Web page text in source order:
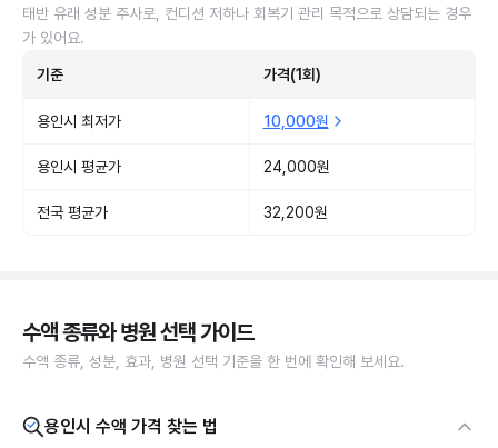
태반 유래 성분 주사로, 컨디션 저하나 회복기 관리 목적으로 상담되는 경우
가 있어요.
기준 가격(1회)
용인시 최저가 10,000원
용인시 평균가 24,000원
전국 평균가 32,200원
수액 종류와 병원 선택 가이드
수액 종류, 성분, 효과, 병원 선택 기준을 한 번에 확인해 보세요.
용인시 수액 가격 찾는 법